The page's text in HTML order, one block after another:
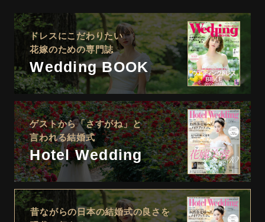
ドレスにこだわりたい
花嫁のための専門誌
Wedding BOOK
ゲストから「さすがね」と
言われる結婚式
Hotel Wedding
昔ながらの日本の結婚式の良さを